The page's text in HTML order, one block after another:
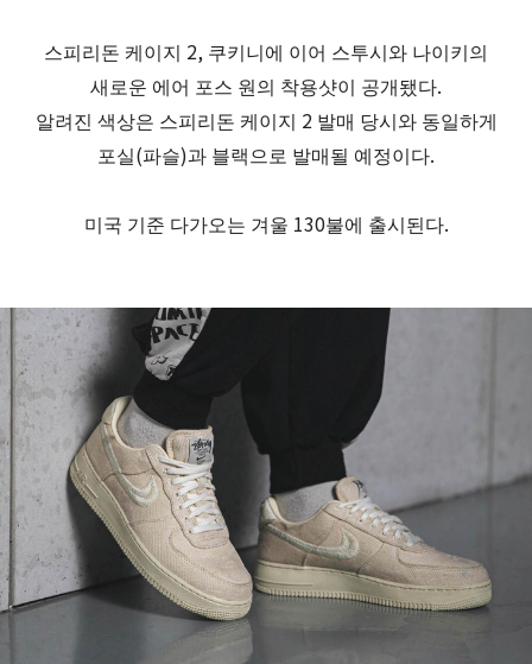
스피리돈 케이지 2, 쿠키니에 이어 스투시와 나이키의
새로운 에어 포스 원의 착용샷이 공개됐다.
알려진 색상은 스피리돈 케이지 2 발매 당시와 동일하게
포실(파슬)과 블랙으로 발매될 예정이다.
미국 기준 다가오는 겨울 130불에 출시된다.